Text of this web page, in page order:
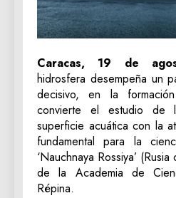
Caracas, 19 de
hidrosfera desempeña un
decisivo, en la
convierte el estudio de
superficie acuática con la
fundamental para la
‘Nauchnaya Rossiya’
de la Academia de
Répina.